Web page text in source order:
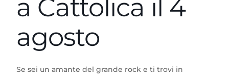
a Cattolica il 4
agosto
Se sei un amante del grande rock e ti trovi in